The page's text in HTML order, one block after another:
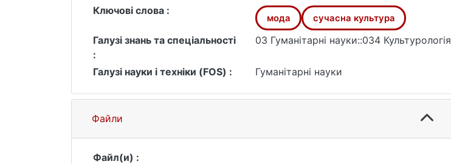
Ключові слова :
мода сучасна культура
Галузі знань та спеціальності
:
03 Гуманітарні науки::034 Культурологія
Галузі науки і техніки (FOS) : Гуманітарні науки
Файли
Файл(и) :